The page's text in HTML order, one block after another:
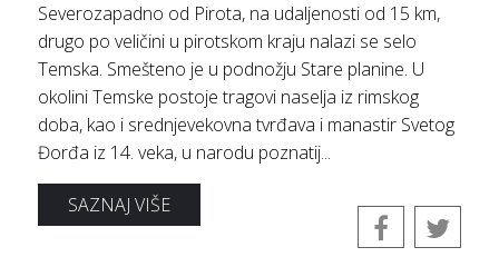
Severozapadno od Pirota, na udaljenosti od 15 km,
drugo po veličini u pirotskom kraju nalazi se selo
Temska. Smešteno je u podnožju Stare planine. U
okolini Temske postoje tragovi naselja iz rimskog
doba, kao i srednjevekovna tvrđava i manastir Svetog
Đorđa iz 14. veka, u narodu poznatij...
SAZNAJ VIŠE